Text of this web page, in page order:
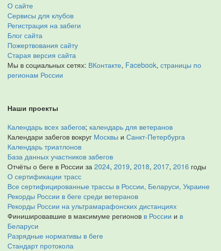
О сайте
Сервисы для клубов
Регистрация на забеги
Блог сайта
Пожертвования сайту
Старая версия сайта
Мы в социальных сетях: ВКонтакте, Facebook, страницы по
регионам России
Наши проекты
Календарь всех забегов; календарь для ветеранов
Календари забегов вокруг Москвы и Санкт-Петербурга
Календарь триатлонов
База данных участников забегов
Отчёты о беге в России за 2024, 2019, 2018, 2017, 2016 годы
О сертификации трасс
Все сертифицированные трассы в России, Беларуси, Украине
Рекорды России в беге среди ветеранов
Рекорды России на ультрамарафонских дистанциях
Финишировавшие в максимуме регионов в России и в
Беларуси
Разрядные нормативы в беге
Стандарт протокола